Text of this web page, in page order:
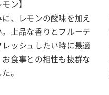
ン】
、レモンの酸味を加え
上品な香りとフルーテ
ッシュしたい時に最適
食事との相性も抜群な
。